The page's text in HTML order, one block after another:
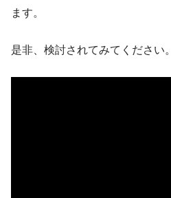
ます。
是非、検討されてみてください。